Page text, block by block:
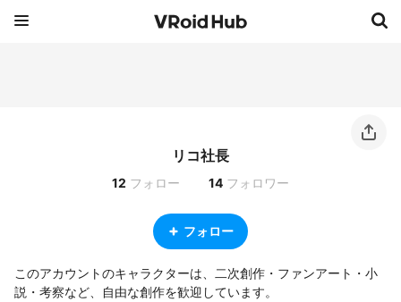
リコ社長
12 フォロー 14 フォロワー
フォロー
このアカウントのキャラクターは、二次創作・ファンアート・小
説・考察など、自由な創作を歓迎しています。